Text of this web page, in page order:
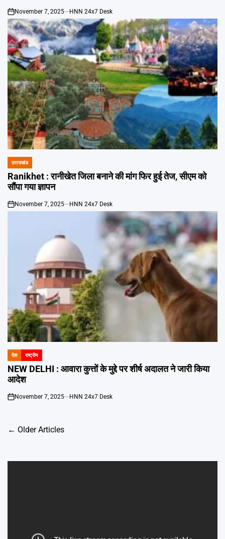
on
November 7, 2025 HNN 24x7 Desk
POSTED
IN
उत्तराखंड
Ranikhet : रानीखेत जिला बनाने की मांग फिर हुई तेज, सीएम को
सौंपा गया ज्ञापन
on
November 7, 2025 HNN 24x7 Desk
POSTED
IN
देश राष्ट्रीय
NEW DELHI : आवारा कुत्तों के मुद्दे पर शीर्ष अदालत ने जारी किया
आदेश
on
November 7, 2025 HNN 24x7 Desk
Posts
← Older Articles